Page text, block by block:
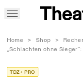
Home > Shop >
„Schlachten ohne
TDZ+ PRO